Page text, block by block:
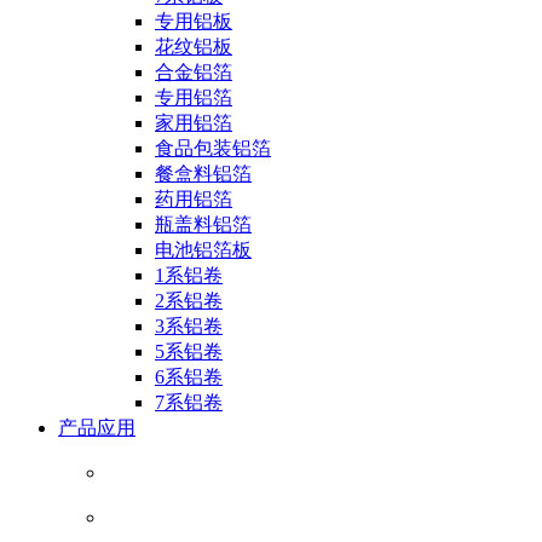
专用铝板
花纹铝板
合金铝箔
专用铝箔
家用铝箔
食品包装铝箔
餐盒料铝箔
药用铝箔
瓶盖料铝箔
电池铝箔板
1系铝卷
2系铝卷
3系铝卷
5系铝卷
6系铝卷
7系铝卷
产品应用